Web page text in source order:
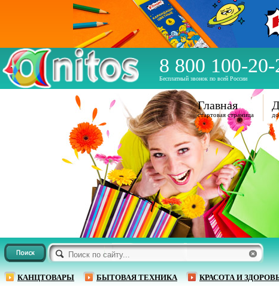
8 800 100-20-
Бесплатный звонок по всей России
КАНЦТОВАРЫ БЫТОВАЯ ТЕХНИКА КРАСОТА И
Главная
стартовая страница